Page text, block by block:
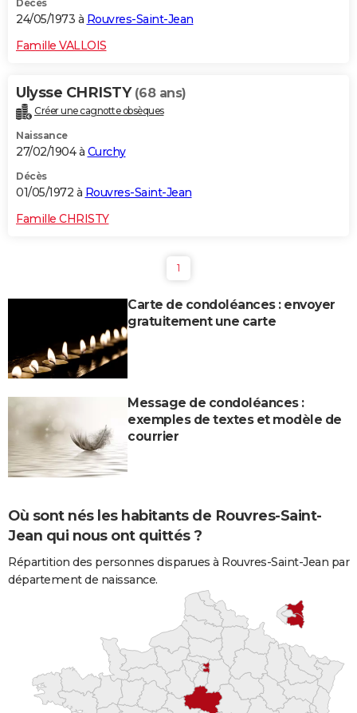
Décès
24/05/1973 à Rouvres-Saint-Jean
Famille VALLOIS
Ulysse CHRISTY (68 ans)
Créer une cagnotte obsèques
Naissance
27/02/1904 à Curchy
Décès
01/05/1972 à Rouvres-Saint-Jean
Famille CHRISTY
1
Carte de condoléances : envoyer
gratuitement une carte
Message de condoléances :
exemples de textes et modèle de
courrier
Où sont nés les habitants de Rouvres-Saint-
Jean qui nous ont quittés ?
Répartition des personnes disparues à Rouvres-Saint-Jean par
département de naissance.